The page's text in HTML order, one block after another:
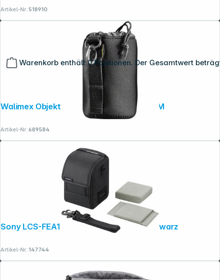
Warenkorb enthält 0 Positionen. Der Gesamtwert
Artikel-Nr.:518910
Walimex Objektivbeutel Neopren Größe M
Artikel-Nr.:689584
Sony LCS-FEA1 Tasche für Objektive schwarz
Artikel-Nr.:147744
Copyright © 2001 - 2026 dexxIT. Alle Rechte vorbehalten.